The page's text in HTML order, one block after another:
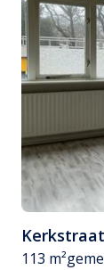
Kerkstraat
113 m²